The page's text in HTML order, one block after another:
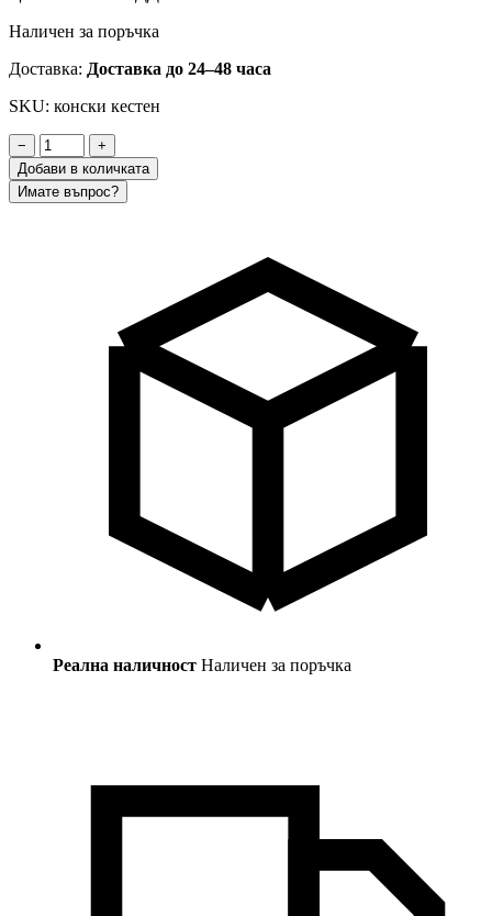
Наличен за поръчка
Доставка: Доставка до 24–48 часа
SKU: конски кестен
−
+
Добави в количката
Имате въпрос?
Реална наличност Наличен за поръчка